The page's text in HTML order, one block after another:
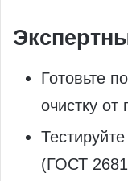
Готовьте
очистку от
(ГОСТ